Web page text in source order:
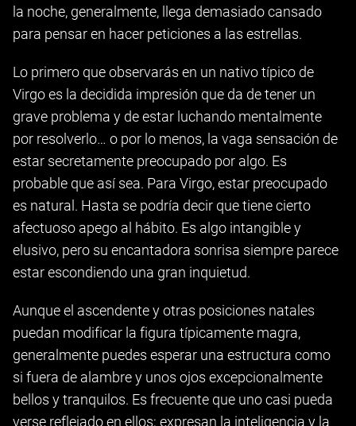
la noche, generalmente, llega demasiado cansado
para pensar en hacer peticiones a las estrellas.
Lo primero que observarás en un nativo típico de
Virgo es la decidida impresión que da de tener un
grave problema y de estar luchando mentalmente
por resolverlo… o por lo menos, la vaga sensación de
estar secretamente preocupado por algo. Es
probable que así sea. Para Virgo, estar preocupado
es natural. Hasta se podría decir que tiene cierto
afectuoso apego al hábito. Es algo intangible y
elusivo, pero su encantadora sonrisa siempre parece
estar escondiendo una gran inquietud.
Aunque el ascendente y otras posiciones natales
puedan modificar la figura típicamente magra,
generalmente puedes esperar una estructura como
si fuera de alambre y unos ojos excepcionalmente
bellos y tranquilos. Es frecuente que uno casi pueda
verse reflejado en ellos; expresan la inteligencia y la